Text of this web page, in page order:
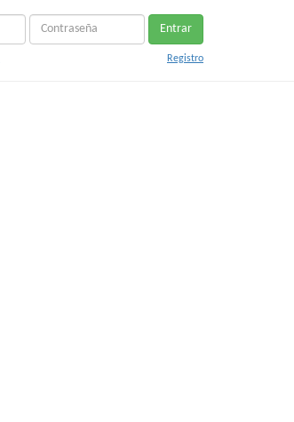
Entrar
Registro